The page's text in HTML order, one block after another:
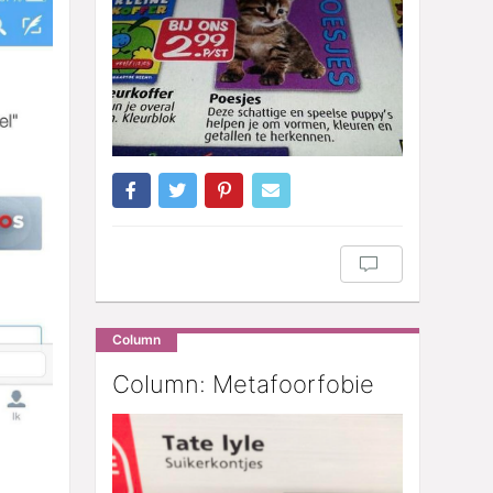
Column
Column: Metafoorfobie